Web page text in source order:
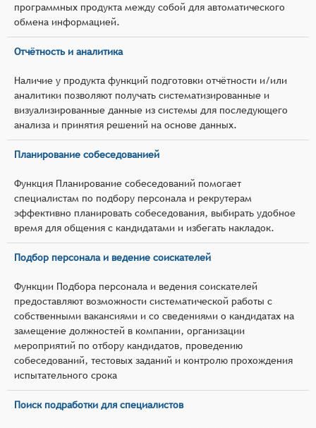
программных продукта между собой для автоматического
обмена информацией.
Отчётность и аналитика
Наличие у продукта функций подготовки отчётности и/или
аналитики позволяют получать систематизированные и
визуализированные данные из системы для последующего
анализа и принятия решений на основе данных.
Планирование собеседованией
Функция Планирование собеседований помогает
специалистам по подбору персонала и рекрутерам
эффективно планировать собеседования, выбирать удобное
время для общения с кандидатами и избегать накладок.
Подбор персонала и ведение соискателей
Функции Подбора персонала и ведения соискателей
предоставляют возможности систематической работы с
собственными вакансиями и со сведениями о кандидатах на
замещение должностей в компании, организации
мероприятий по отбору кандидатов, проведению
собеседований, тестовых заданий и контролю прохождения
испытательного срока
Поиск подработки для специалистов